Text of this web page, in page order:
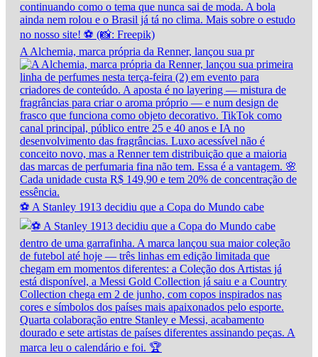
A Alchemia, marca própria da Renner, lançou sua pr
⚽ A Stanley 1913 decidiu que a Copa do Mundo cabe